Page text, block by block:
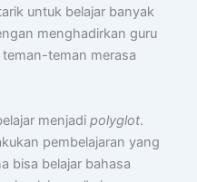
untuk belajar banyak
menghadirkan guru
teman merasa
menjadipolyglot.
pembelajaran yang
bisa belajar bahasa